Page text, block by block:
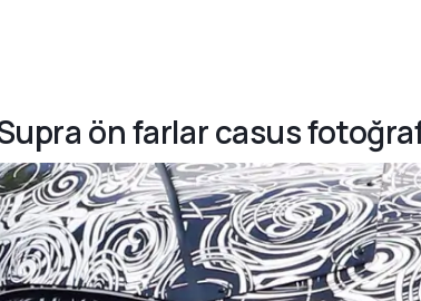
ön farlar casus